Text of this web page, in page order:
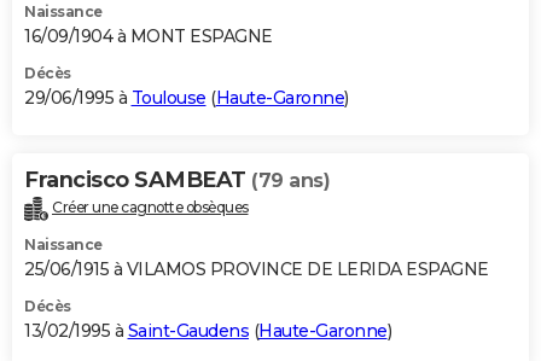
Naissance
16/09/1904 à MONT ESPAGNE
Décès
29/06/1995 à Toulouse (Haute-Garonne)
Francisco SAMBEAT (79 ans)
Créer une cagnotte obsèques
Naissance
25/06/1915 à VILAMOS PROVINCE DE LERIDA ESPAGNE
Décès
13/02/1995 à Saint-Gaudens (Haute-Garonne)